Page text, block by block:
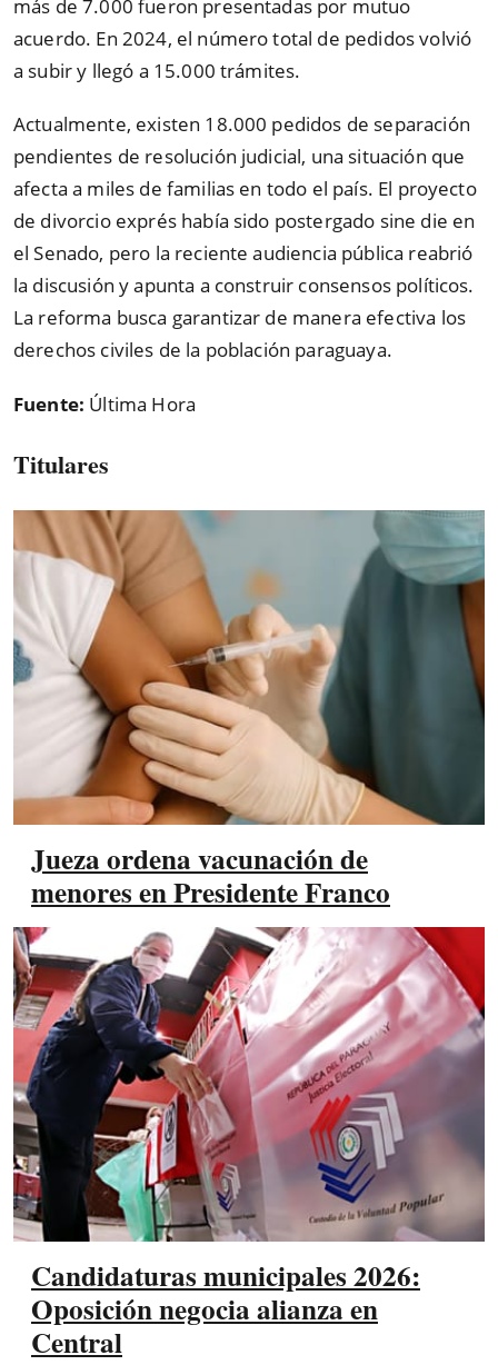
más de 7.000 fueron presentadas por mutuo
acuerdo. En 2024, el número total de pedidos volvió
a subir y llegó a 15.000 trámites.
Actualmente, existen 18.000 pedidos de separación
pendientes de resolución judicial, una situación que
afecta a miles de familias en todo el país. El proyecto
de divorcio exprés había sido postergado sine die en
el Senado, pero la reciente audiencia pública reabrió
la discusión y apunta a construir consensos políticos.
La reforma busca garantizar de manera efectiva los
derechos civiles de la población paraguaya.
Fuente: Última Hora
Titulares
Jueza ordena vacunación de
menores en Presidente Franco
Candidaturas municipales 2026:
Oposición negocia alianza en
Central